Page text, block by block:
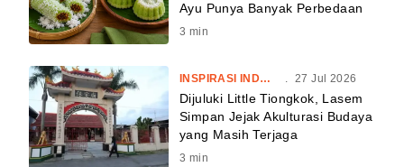
Ayu Punya Banyak Perbedaan
3 min
INSPIRASI INDONESIA . 27 Jul 2026
Dijuluki Little Tiongkok, Lasem
Simpan Jejak Akulturasi Budaya
yang Masih Terjaga
3 min